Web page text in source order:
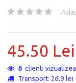
6 clienti
Transport: 26.9 lei